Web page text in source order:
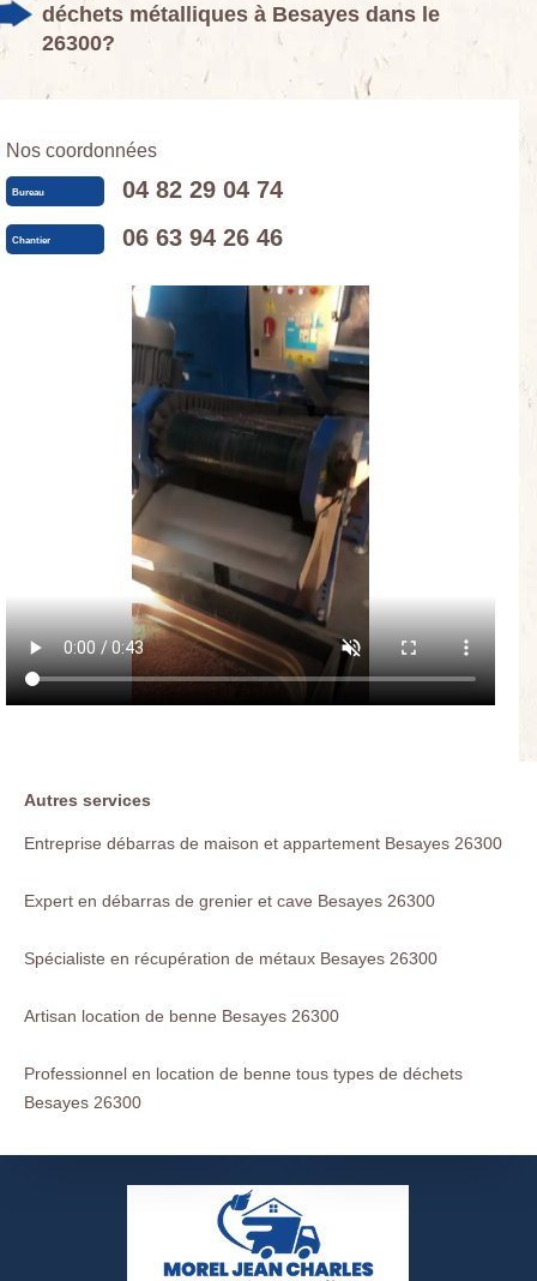
déchets métalliques à Besayes dans le
26300?
Nos coordonnées
Bureau 04 82 29 04 74
Chantier 06 63 94 26 46
Autres services
Entreprise débarras de maison et appartement Besayes 26300
Expert en débarras de grenier et cave Besayes 26300
Spécialiste en récupération de métaux Besayes 26300
Artisan location de benne Besayes 26300
Professionnel en location de benne tous types de déchets
Besayes 26300